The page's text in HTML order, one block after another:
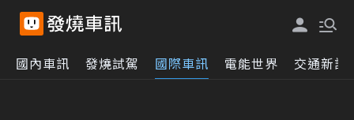
國內車訊 發燒試駕 國際車訊 電能世界 交通新訊